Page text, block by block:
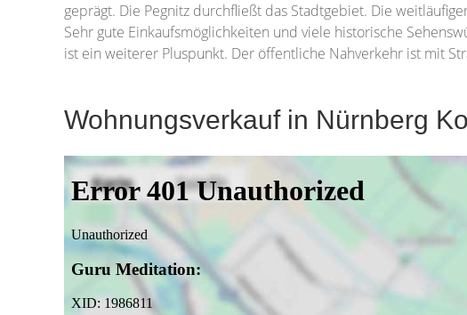
geprägt. Die Pegnitz durchfließt das Stadtgebiet. Die
Sehr gute Einkaufsmöglichkeiten und viele historische
ist ein weiterer Pluspunkt. Der öffentliche Nahverkehr ist mit
Wohnungsverkauf in Nürnberg